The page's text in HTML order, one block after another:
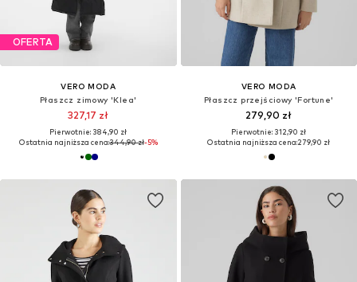
OFERTA
VERO MODA
Płaszcz zimowy 'Klea'
327,17 zł
Pierwotnie: 384,90 zł
Ostatnia najniższa cena:344,90 zł-5%
VERO MODA
Płaszcz przejściowy 'Fortune'
279,90 zł
Pierwotnie: 312,90 zł
Ostatnia najniższa cena:279,90 zł